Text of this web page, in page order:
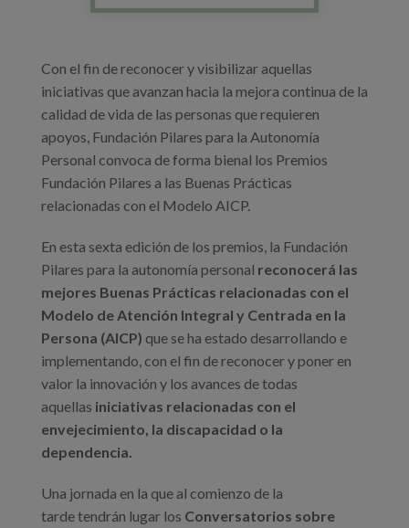
Con el fin de reconocer y visibilizar aquellas
iniciativas que avanzan hacia la mejora continua de la
calidad de vida de las personas que requieren
apoyos, Fundación Pilares para la Autonomía
Personal convoca de forma bienal los Premios
Fundación Pilares a las Buenas Prácticas
relacionadas con el Modelo AICP.
En esta sexta edición de los premios, la Fundación
Pilares para la autonomía personal reconocerá las
mejores Buenas Prácticas relacionadas con el
Modelo de Atención Integral y Centrada en la
Persona (AICP) que se ha estado desarrollando e
implementando, con el fin de reconocer y poner en
valor la innovación y los avances de todas
aquellas iniciativas relacionadas con el
envejecimiento, la discapacidad o la
dependencia.
Una jornada en la que al comienzo de la
tarde tendrán lugar los Conversatorios sobre